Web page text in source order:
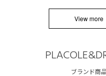
View more
ブランド商